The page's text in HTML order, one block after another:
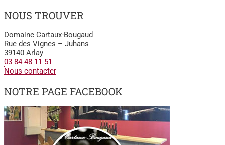
NOUS TROUVER
Domaine Cartaux-Bougaud
Rue des Vignes – Juhans
39140 Arlay
03 84 48 11 51
Nous contacter
NOTRE PAGE FACEBOOK